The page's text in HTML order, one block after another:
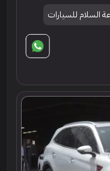
السلام للسيارات